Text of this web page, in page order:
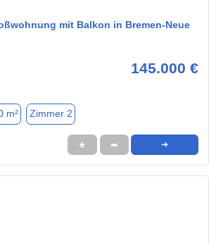
mit Balkon in Bremen-Neue
145.000 €
m² Zimmer 2
★ ➦ ➜